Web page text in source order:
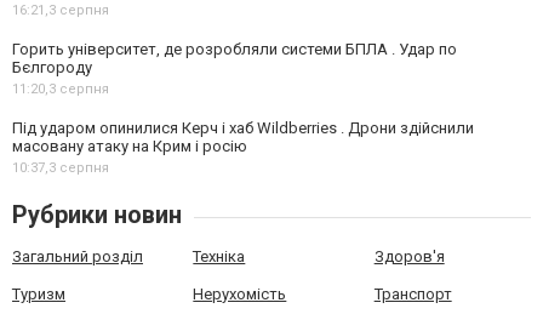
16:21,3 серпня
Горить університет, де розробляли системи БПЛА . Удар по
Бєлгороду
11:20,3 серпня
Під ударом опинилися Керч і хаб Wildberries . Дрони здійснили
масовану атаку на Крим і росію
10:37,3 серпня
Рубрики новин
Загальний розділ Техніка Здоров'я
Туризм Нерухомість Транспорт